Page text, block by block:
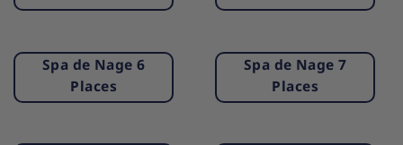
Spa de Nage 6
Places
Spa de Nage 7
Places